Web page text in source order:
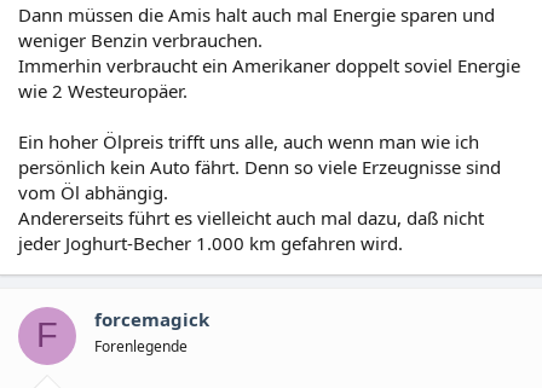
Dann müssen die Amis halt auch mal Energie sparen und
weniger Benzin verbrauchen.
Immerhin verbraucht ein Amerikaner doppelt soviel Energie
wie 2 Westeuropäer.
Ein hoher Ölpreis trifft uns alle, auch wenn man wie ich
persönlich kein Auto fährt. Denn so viele Erzeugnisse sind
vom Öl abhängig.
Andererseits führt es vielleicht auch mal dazu, daß nicht
jeder Joghurt-Becher 1.000 km gefahren wird.
F forcemagick
Forenlegende